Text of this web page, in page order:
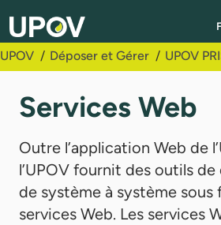
Saut au contenu principal
UPOV Déposer et Gérer UPOV
Services Web
Outre l’application Web de
l’UPOV fournit des outils
de système à système sous
services Web. Les services